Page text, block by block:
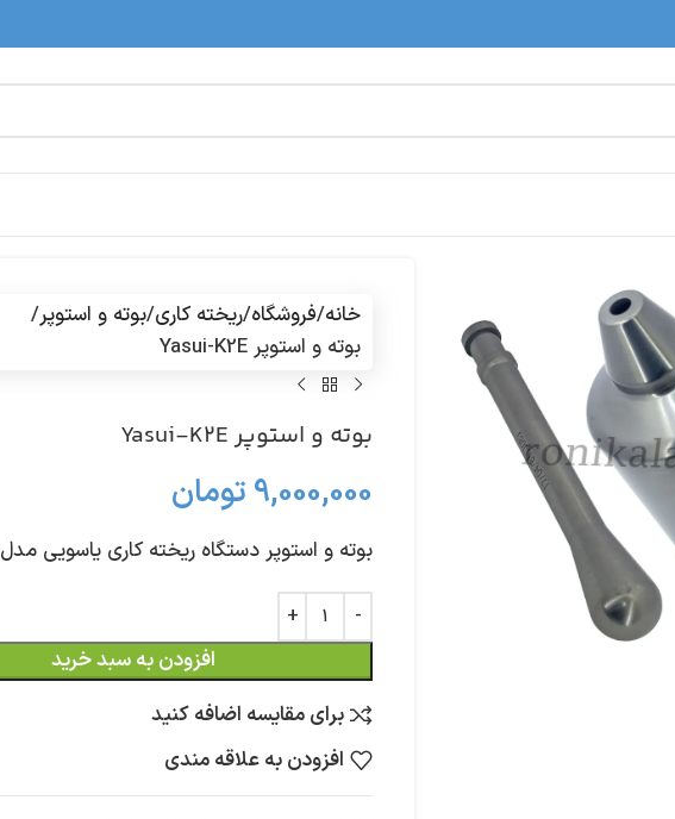
خانه فروشگاه ریخته کاری بوته و استوپر
بوته و استوپر Yasui-K2E
بوته و استوپر Yasui-K2E
9,000,000 تومان
بوته و استوپر دستگاه ریخته کاری یاسویی مدل K2E
افزودن به سبد خرید
برای مقایسه اضافه کنید
افزودن به علاقه مندی